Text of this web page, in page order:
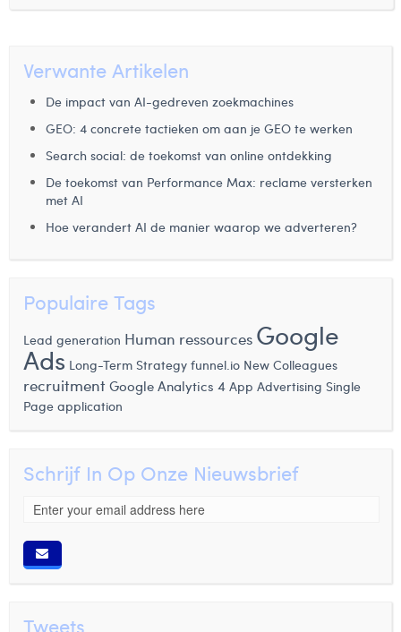
Verwante Artikelen
De impact van AI-gedreven zoekmachines
GEO: 4 concrete tactieken om aan je GEO te werken
Search social: de toekomst van online ontdekking
De toekomst van Performance Max: reclame versterken
met AI
Hoe verandert AI de manier waarop we adverteren?
Populaire Tags
Lead generation Human ressources Google
Ads Long-Term Strategy funnel.io New Colleagues
recruitment Google Analytics 4 App Advertising Single
Page application
Schrijf In Op Onze Nieuwsbrief
Tweets